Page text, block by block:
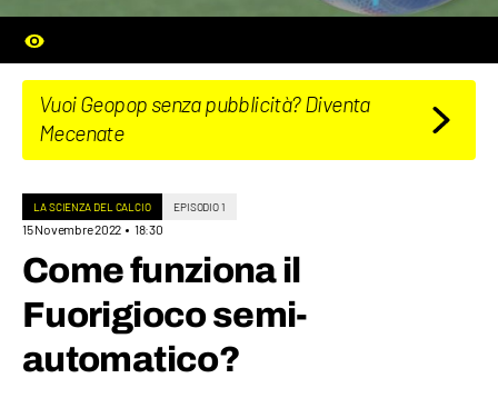
Vuoi Geopop senza pubblicità? Diventa
Mecenate
LA SCIENZA DEL CALCIO EPISODIO 1
15 Novembre 2022 18:30
Come funziona il
Fuorigioco semi-
automatico?